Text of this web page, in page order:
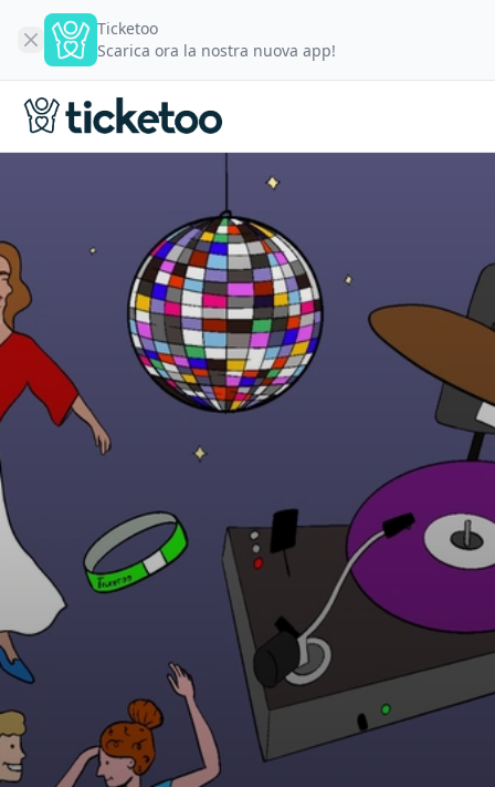
Ticketoo
Scarica ora la nostra nuova app!